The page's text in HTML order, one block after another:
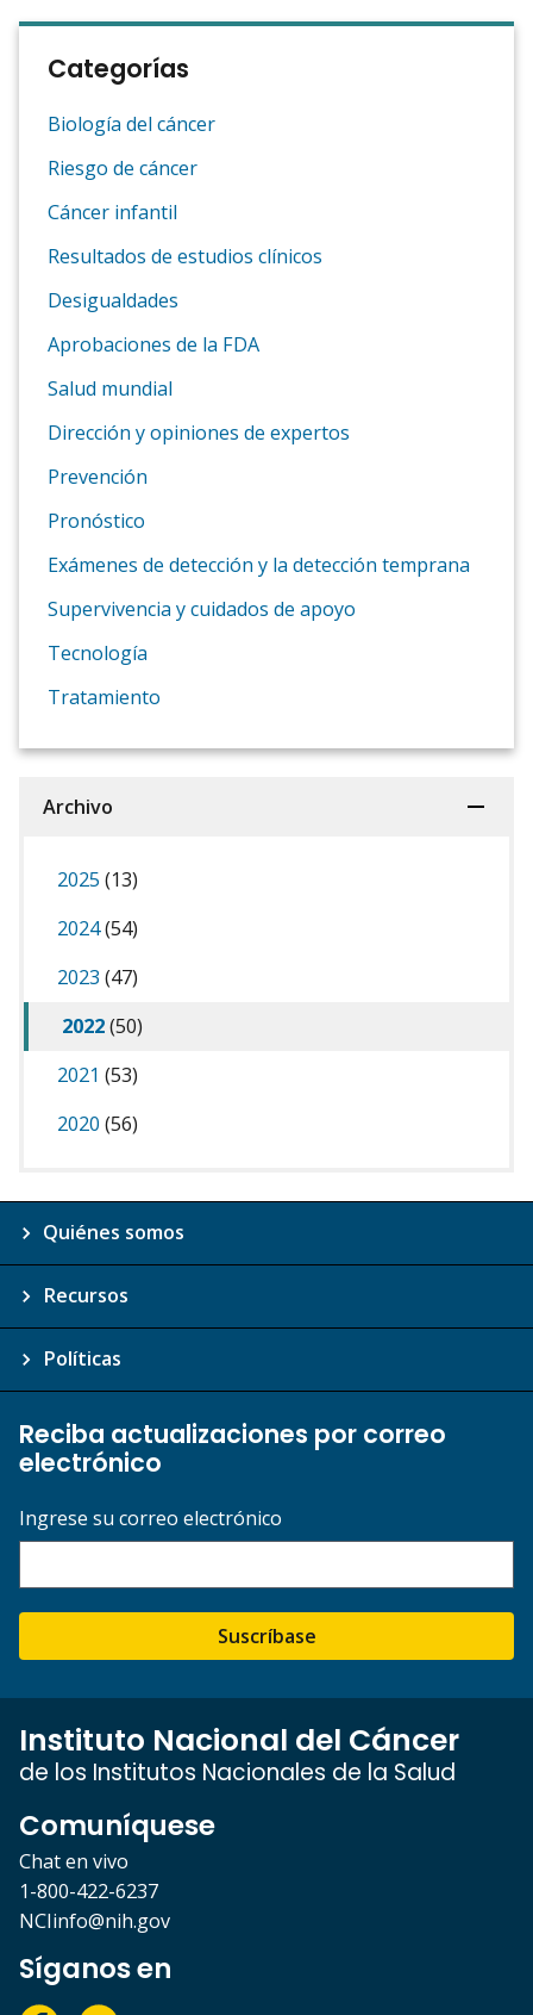
Categorías
Biología del cáncer
Riesgo de cáncer
Cáncer infantil
Resultados de estudios clínicos
Desigualdades
Aprobaciones de la FDA
Salud mundial
Dirección y opiniones de expertos
Prevención
Pronóstico
Exámenes de detección y la detección temprana
Supervivencia y cuidados de apoyo
Tecnología
Tratamiento
Archivo
2025 (13)
2024(54)
2023 (47)
2022(50)
2021 (53)
2020 (56)
Quiénes somos
Recursos
Políticas
Reciba actualizaciones por correo
electrónico
Ingrese su correo electrónico
Suscríbase
Instituto Nacional del Cáncer
de los Institutos Nacionales de la Salud
Comuníquese
Chat en vivo
1-800-422-6237
NCIinfo@nih.gov
Síganos en